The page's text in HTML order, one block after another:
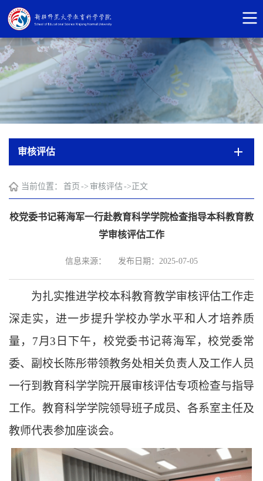
审核评估
当前位置： 首页 -> 审核评估->正文
校党委书记蒋海军一行赴教育科学学院检查指导本科教育教
学审核评估工作
信息来源： 发布日期：2025-07-05
为扎实推进学校本科教育教学审核评估工作走
深走实，进一步提升学校办学水平和人才培养质
量，7月3日下午，校党委书记蒋海军，校党委常
委、副校长陈彤带领教务处相关负责人及工作人员
一行到教育科学学院开展审核评估专项检查与指导
工作。教育科学学院领导班子成员、各系室主任及
教师代表参加座谈会。